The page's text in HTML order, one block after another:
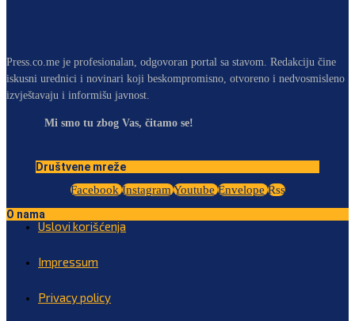
Press.co.me je profesionalan, odgovoran portal sa stavom. Redakciju čine
iskusni urednici i novinari koji beskompromisno, otvoreno i nedvosmisleno
izvještavaju i informišu javnost.
Mi smo tu zbog Vas, čitamo se!
Društvene mreže
Facebook Instagram Youtube Envelope Rss
O nama
Uslovi korišćenja
Impressum
Privacy policy